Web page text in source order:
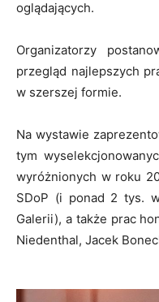
oglądających.
Organizatorzy
przegląd najlepszych
w szerszej formie.
Na wystawie
tym
wyróżnionych w roku
SDoP (i ponad 2 tys.
Galerii), a także prac
Niedenthal, Jacek